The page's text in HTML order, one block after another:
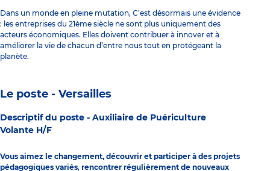
Dans un monde en pleine mutation, C’est désormais une évidence
: les entreprises du 21ème siècle ne sont plus uniquement des
acteurs économiques. Elles doivent contribuer à innover et à
améliorer la vie de chacun d’entre nous tout en protégeant la
planète.
Le poste - Versailles
Descriptif du poste - Auxiliaire de Puériculture
Volante H/F
Vous aimez le changement, découvrir et participer à des projets
pédagogiques variés, rencontrer régulièrement de nouveaux